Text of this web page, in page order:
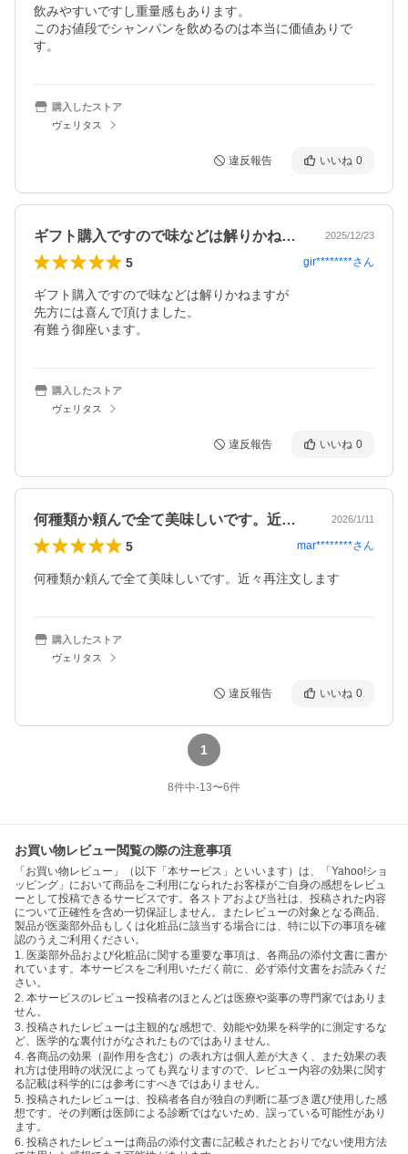
飲みやすいですし重量感もあります。
このお値段でシャンパンを飲めるのは本当に価値ありで
す。
購入したストア
ヴェリタス
違反報告 いいね 0
ギフト購入ですので味などは解りかねます… 2025/12/23
5 gir********さん
ギフト購入ですので味などは解りかねますが
先方には喜んで頂けました。
有難う御座います。
購入したストア
ヴェリタス
違反報告 いいね 0
何種類か頼んで全て美味しいです。近々再… 2026/1/11
5 mar********さん
何種類か頼んで全て美味しいです。近々再注文します
購入したストア
ヴェリタス
違反報告 いいね 0
1
8件中-13〜6件
お買い物レビュー閲覧の際の注意事項
「お買い物レビュー」（以下「本サービス」といいます）は、「Yahoo!ショ
ッピング」において商品をご利用になられたお客様がご自身の感想をレビュ
ーとして投稿できるサービスです。各ストアおよび当社は、投稿された内容
について正確性を含め一切保証しません。またレビューの対象となる商品、
製品が医薬部外品もしくは化粧品に該当する場合には、特に以下の事項を確
認のうえご利用ください。
1. 医薬部外品および化粧品に関する重要な事項は、各商品の添付文書に書か
れています。本サービスをご利用いただく前に、必ず添付文書をお読みくだ
さい。
2. 本サービスのレビュー投稿者のほとんどは医療や薬事の専門家ではありま
せん。
3. 投稿されたレビューは主観的な感想で、効能や効果を科学的に測定するな
ど、医学的な裏付けがなされたものではありません。
4. 各商品の効果（副作用を含む）の表れ方は個人差が大きく、また効果の表
れ方は使用時の状況によっても異なりますので、レビュー内容の効果に関す
る記載は科学的には参考にすべきではありません。
5. 投稿されたレビューは、投稿者各自が独自の判断に基づき選び使用した感
想です。その判断は医師による診断ではないため、誤っている可能性があり
ます。
6. 投稿されたレビューは商品の添付文書に記載されたとおりでない使用方法